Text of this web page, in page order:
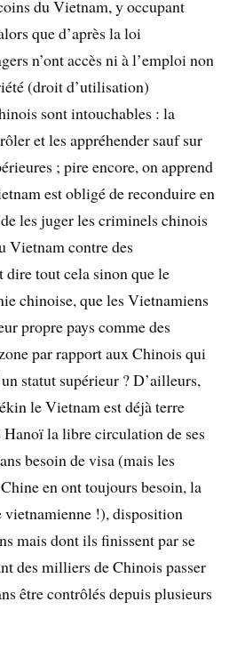
du Vietnam, y occupant
que d’après la loi
n’ont accès ni à l’emploi non
(droit d’utilisation)
sont intouchables : la
et les appréhender sauf sur
; pire encore, on apprend
est obligé de reconduire en
les juger les criminels chinois
Vietnam contre des
dire tout cela sinon que le
chinoise, que les Vietnamiens
propre pays comme des
par rapport aux Chinois qui
statut supérieur ? D’ailleurs,
le Vietnam est déjà terre
Hanoï la libre circulation de ses
besoin de visa (mais les
en ont toujours besoin, la
vietnamienne !), disposition
mais dont ils finissent par se
des milliers de Chinois passer
être contrôlés depuis plusieurs